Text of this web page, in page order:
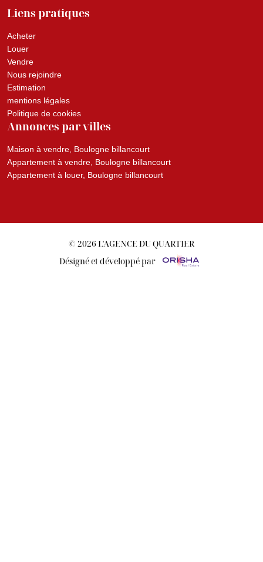
Liens pratiques
Acheter
Louer
Vendre
Nous rejoindre
Estimation
mentions légales
Politique de cookies
Annonces par villes
Maison à vendre, Boulogne billancourt
Appartement à vendre, Boulogne billancourt
Appartement à louer, Boulogne billancourt
© 2026 L'AGENCE DU QUARTIER
Désigné et développé par